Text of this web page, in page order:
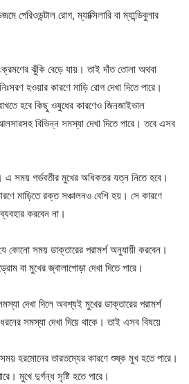
রোগ, ম্যাক্সিলারি বা ম্যান্ডিবুলার
ঝুঁকি বেড়ে যায়। তাই দাঁত তোলা অথবা
হওয়ার কারণে মাড়ি রোগ দেখা দিতে পারে।
হবে কিছু ওষুধের কারণেও জিনজাইভাল
বিভিন্ন সমস্যা দেখা দিতে পারে। তবে এসব
এ সময় গর্ভবতীর মুখের অধিকতর যত্ন নিতে হবে।
মাড়িতে রক্ত সঞ্চালনও বেশি হয়। সে কারণে
করবেন না।
কোনো সময় ডাক্তারের পরামর্শ অনুযায়ী করবেন।
বা মুখের জ্বালাপোড়া দেখা দিতে পারে।
দেখা দিলে অবশ্যই মুখের ডাক্তারের পরামর্শ
সমস্যা দেখা দিয়ে থাকে। তাই এসব বিষয়ে
হরমোনের তারতম্যের কারণে শুষ্ক মুখ হতে পারে।
মুখে দুর্গন্ধ সৃষ্টি হতে পারে।